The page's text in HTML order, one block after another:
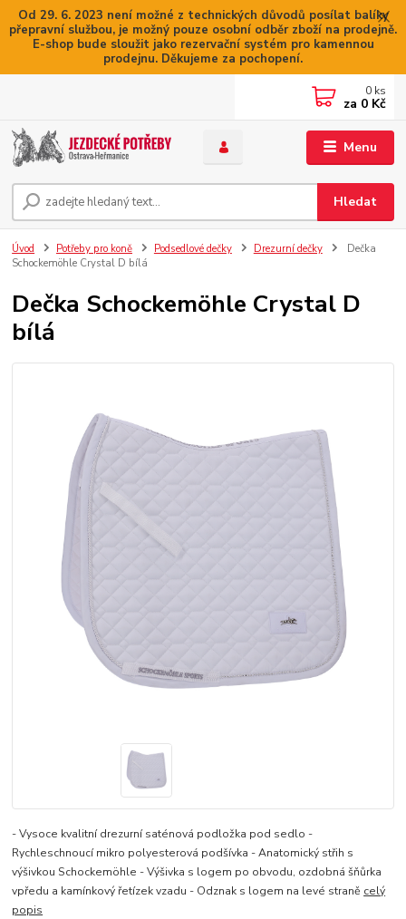
Od 29. 6. 2023 není možné z technických důvodů posílat balíky
přepravní službou, je možný pouze osobní odběr zboží na prodejně.
E-shop bude sloužit jako rezervační systém pro kamennou
prodejnu. Děkujeme za pochopení.
Menu
Hledat
0 ks
za 0 Kč
Úvod Potřeby pro koně Podsedlové dečky Drezurní dečky
Dečka
Schockemöhle Crystal D bílá
Dečka Schockemöhle Crystal D
bílá
- Vysoce kvalitní drezurní saténová podložka pod sedlo -
Rychleschnoucí mikro polyesterová podšívka - Anatomický střih s
výšivkou Schockemöhle - Výšivka s logem po obvodu, ozdobná šňůrka
vpředu a kamínkový řetízek vzadu - Odznak s logem na levé straně celý
popis